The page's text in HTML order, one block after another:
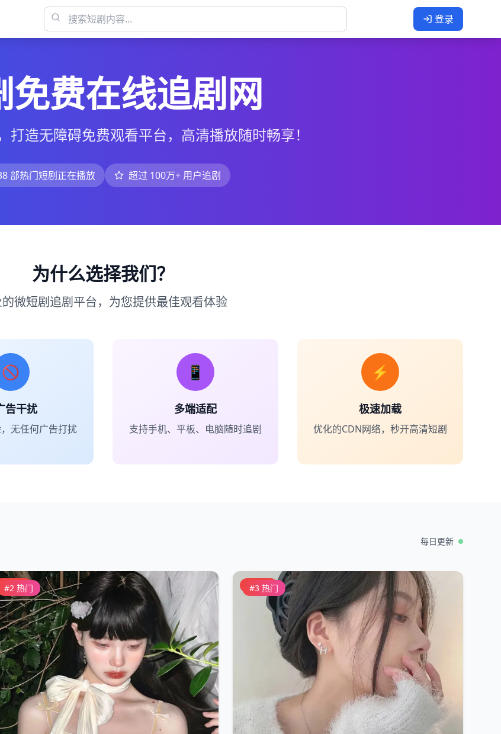
登录
免费在线追剧网
打造无障碍免费观看平台，高清播放随时畅享！
部热门短剧正在播放 超过 100万+ 用户追剧
为什么选择我们？
微短剧追剧平台，为您提供最佳观看体验
🚫
告干扰
无任何广告打扰
📱
多端适配
支持手机、平板、电脑随时追剧
⚡
极速加载
优化的CDN网络，秒开高清短剧
每日更新
#2 热门
直播中 #3热门
直播中